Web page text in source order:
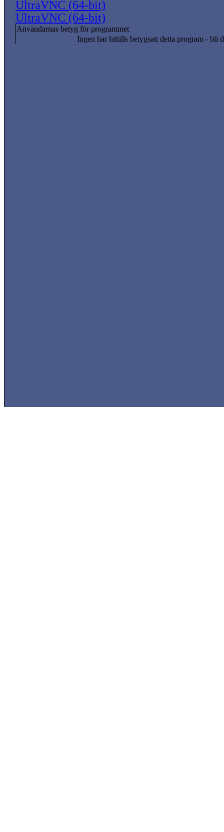
UltraVNC (64-bit)
UltraVNC (64-bit)
Användarnas betyg för programmet
Ingen har hittills betygsatt detta program - bli